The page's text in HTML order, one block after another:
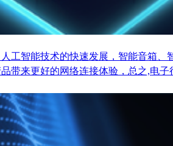
智能技术的快速发展，智能音箱
带来更好的网络连接体验，总之,电